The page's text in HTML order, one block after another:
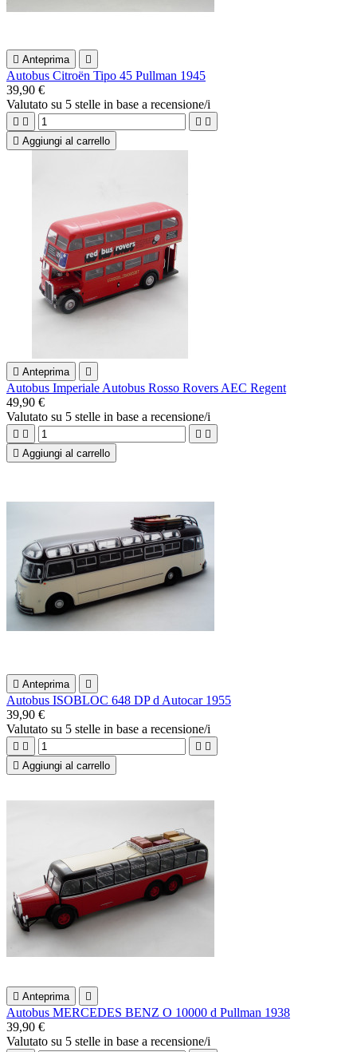
 Anteprima 
Autobus Citroën Tipo 45 Pullman 1945
39,90 €
Valutato su 5 stelle in base a recensione/i
   
 Aggiungi al carrello
 Anteprima 
Autobus Imperiale Autobus Rosso Rovers AEC Regent
49,90 €
Valutato su 5 stelle in base a recensione/i
   
 Aggiungi al carrello
 Anteprima 
Autobus ISOBLOC 648 DP d Autocar 1955
39,90 €
Valutato su 5 stelle in base a recensione/i
   
 Aggiungi al carrello
 Anteprima 
Autobus MERCEDES BENZ O 10000 d Pullman 1938
39,90 €
Valutato su 5 stelle in base a recensione/i